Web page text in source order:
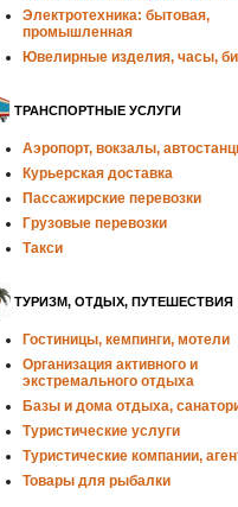
Электротехника: бытовая,
промышленная
Ювелирные изделия, часы,
ТРАНСПОРТНЫЕ УСЛУГИ
Аэропорт, вокзалы,
Курьерская доставка
Пассажирские перевозки
Грузовые перевозки
Такси
ТУРИЗМ, ОТДЫХ, ПУТЕШЕСТВИЯ
Гостиницы, кемпинги, мотели
Организация активного и
экстремального отдыха
Базы и дома отдыха,
Туристические услуги
Туристические компании,
Товары для рыбалки